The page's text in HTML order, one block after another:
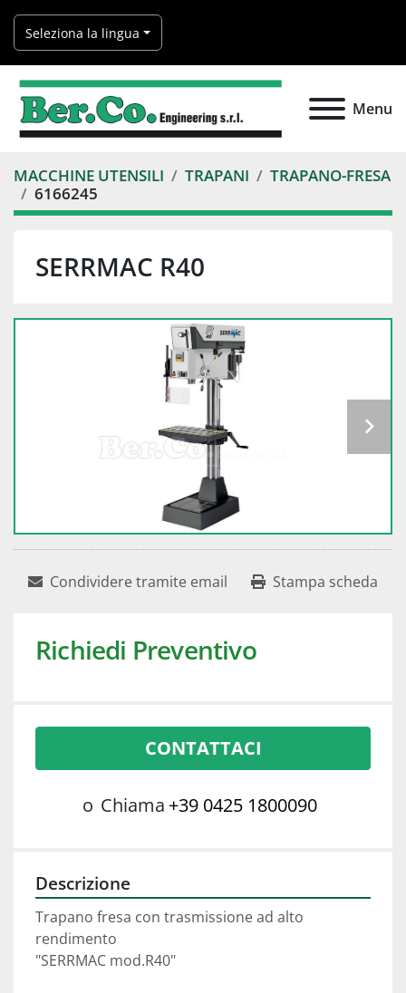
Seleziona la lingua
Menu
MACCHINE UTENSILI TRAPANI
TRAPANO-FRESA
6166245
SERRMAC R40
Condividere tramite email Stampa scheda
Richiedi Preventivo
CONTATTACI
o Chiama +39 0425 1800090
Descrizione
Trapano fresa con trasmissione ad alto
rendimento
"SERRMAC mod.R40"